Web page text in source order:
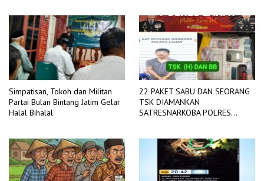
Simpatisan, Tokoh dan Militan
Partai Bulan Bintang Jatim Gelar
Halal Bihalal
22 PAKET SABU DAN SEORANG
TSK DIAMANKAN
SATRESNARKOBA POLRES